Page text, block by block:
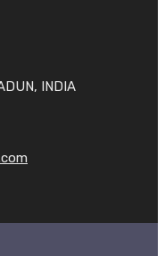
INDIA